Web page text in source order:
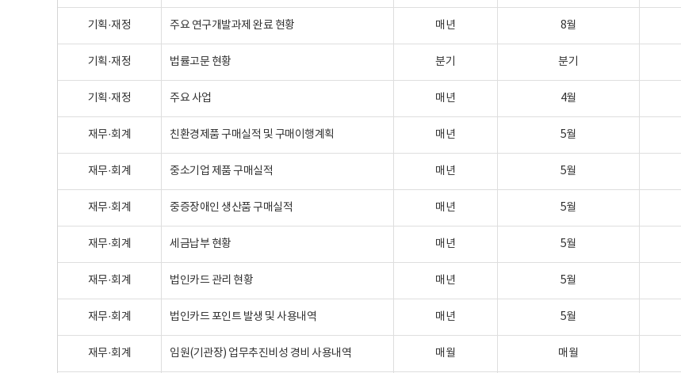
기획·재정 주요 연구개발과제 완료 현황 매년 8월
기획·재정 법률고문 현황 분기 분기
기획·재정 주요 사업 매년 4월
재무·회계 친환경제품 구매실적 및 구매이행계획 매년 5월
재무·회계 중소기업 제품 구매실적 매년 5월
재무·회계 중증장애인 생산품 구매실적 매년 5월
재무·회계 세금납부 현황 매년 5월
재무·회계 법인카드 관리 현황 매년 5월
재무·회계 법인카드 포인트 발생 및 사용내역 매년 5월
재무·회계 임원(기관장) 업무추진비성 경비 사용내역 매월 매월